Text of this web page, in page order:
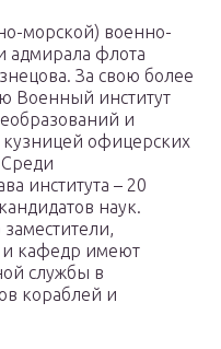
морской) военно-
адмирала флота
За свою более
Военный институт
и
кузницей офицерских
института – 20
наук.
заместители,
и кафедр имеют
службы в
кораблей и